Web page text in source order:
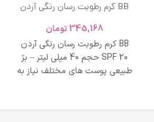
BB کرم رطوبت رسان رنگی آردن
طبیعی
345,168تومان
BB کرم رطوبت رسان رنگی آردن
SPF 20 حجم 40 میلی لیتر – بژ
طبیعی پوست های مختلف نیاز به